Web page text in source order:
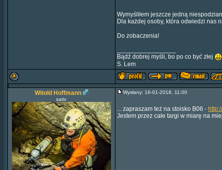
Wymyśliłem jeszcze jedną
Dla każdej osoby, która odwiedzi nas
Do zobaczenia!
Bądź dobrej myśli, bo po co być złej
S. Lem
Witold Hoffmann
sativ
Wysłany: 16-01-2018, 11:00
... zapraszam też na stoisko B06 -
Jestem przez całe targi w miarę na